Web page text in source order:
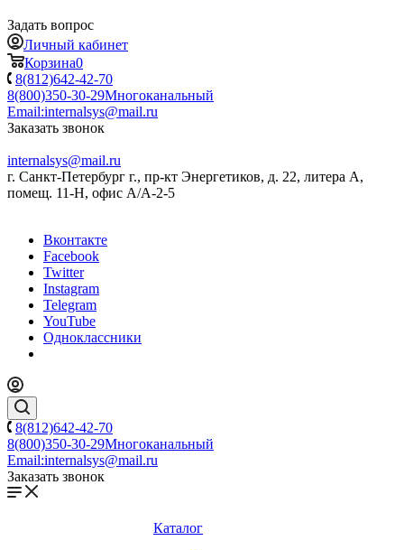
Задать вопрос
Личный кабинет
Корзина0
8(812)642-42-70
8(800)350-30-29Многоканальный
Email:internalsys@mail.ru
Заказать звонок
internalsys@mail.ru
г. Санкт-Петербург г., пр-кт Энергетиков, д. 22, литера А,
помещ. 11-Н, офис А/А-2-5
Вконтакте
Facebook
Twitter
Instagram
Telegram
YouTube
Одноклассники
8(812)642-42-70
8(800)350-30-29Многоканальный
Email:internalsys@mail.ru
Заказать звонок
Каталог